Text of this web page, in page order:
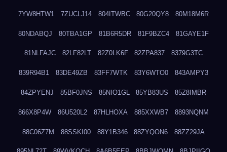
7YW8HTW1 7ZUCLJ14 804ITWBC 80G20QY8 80M18M6R
80NDABQJ 80TBA1GP 81B6R5DR 81F9BZC4 81GAYE1F
81NLFAJC 82LF82LT 82Z0LK6F 82ZPA837 8379G3TC
839R94B1 83DE49ZB 83FF7WTK 83Y6WTO0 843AMPY3
84ZPYENJ 85BF0JNS 85NIO1GL 85YB83US 85Z8IMBR
866X8P4W 86U520L2 87HLHOXA 885XXWB7 8893NQNM
88C06Z7M 88SSKI00 88Y1B346 88ZYQON6 88ZZ29JA